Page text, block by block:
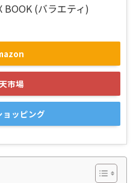
BOOK (バラエティ)
市場
ッピング